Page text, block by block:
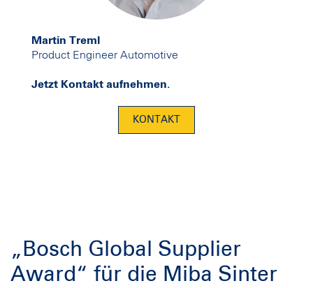
Martin Treml
Product Engineer Automotive
Jetzt Kontakt aufnehmen.
KONTAKT
„Bosch Global Supplier
Award“ für die Miba Sinter